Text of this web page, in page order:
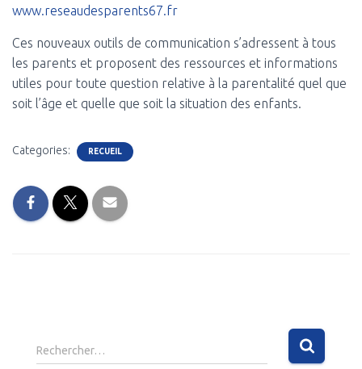
www.reseaudesparents67.fr
Ces nouveaux outils de communication s’adressent à tous
les parents et proposent des ressources et informations
utiles pour toute question relative à la parentalité quel que
soit l’âge et quelle que soit la situation des enfants.
Categories: RECUEIL
R
e
Rechercher…